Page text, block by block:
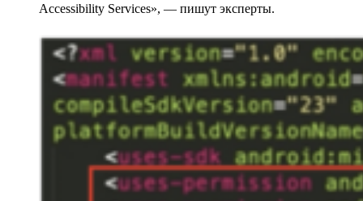
Accessibility Services», — пишут эксперты.